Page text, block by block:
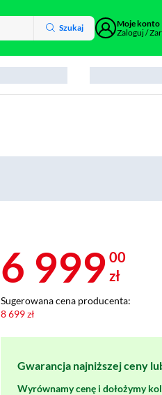
Szukaj
Moje konto
Zaloguj /
6 999 00
zł
Sugerowana cena producenta:
8 699 zł
Gwarancja najniższej ceny
Wyrównamy cenę i dołożymy